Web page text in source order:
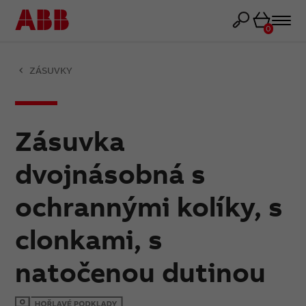
Košík
0
ZÁSUVKY
Zásuvka
dvojnásobná s
ochrannými kolíky, s
clonkami, s
natočenou dutinou